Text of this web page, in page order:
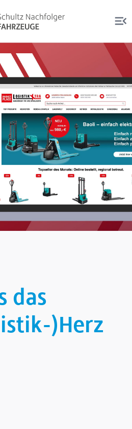
das
)Herz